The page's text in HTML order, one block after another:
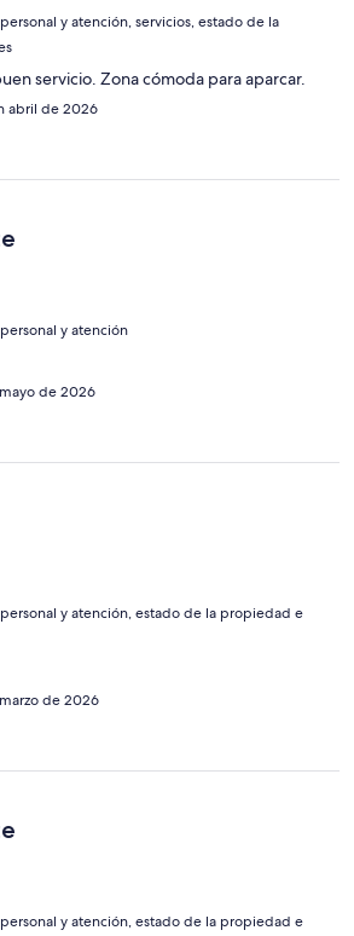
y atención, servicios, estado de la
servicio. Zona cómoda para aparcar.
abril de 2026
y atención
de 2026
y atención, estado de la propiedad e
de 2026
y atención, estado de la propiedad e